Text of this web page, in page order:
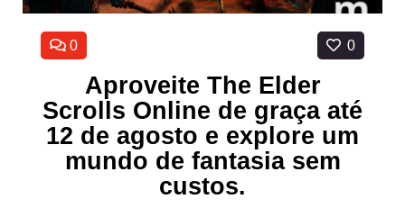
0 0
Aproveite The Elder
Scrolls Online de graça até
12 de agosto e explore um
mundo de fantasia sem
custos.